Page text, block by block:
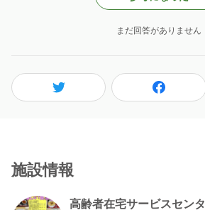
まだ回答がありません
施設情報
高齢者在宅サービスセン